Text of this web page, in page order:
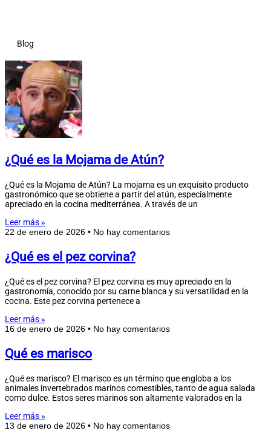
Blog
¿Qué es la Mojama de Atún?
¿Qué es la Mojama de Atún? La mojama es un exquisito producto
gastronómico que se obtiene a partir del atún, especialmente
apreciado en la cocina mediterránea. A través de un
Leer más »
22 de enero de 2026
No hay comentarios
¿Qué es el pez corvina?
¿Qué es el pez corvina? El pez corvina es muy apreciado en la
gastronomía, conocido por su carne blanca y su versatilidad en la
cocina. Este pez corvina pertenece a
Leer más »
16 de enero de 2026
No hay comentarios
Qué es marisco
¿Qué es marisco? El marisco es un término que engloba a los
animales invertebrados marinos comestibles, tanto de agua salada
como dulce. Estos seres marinos son altamente valorados en la
Leer más »
13 de enero de 2026
No hay comentarios